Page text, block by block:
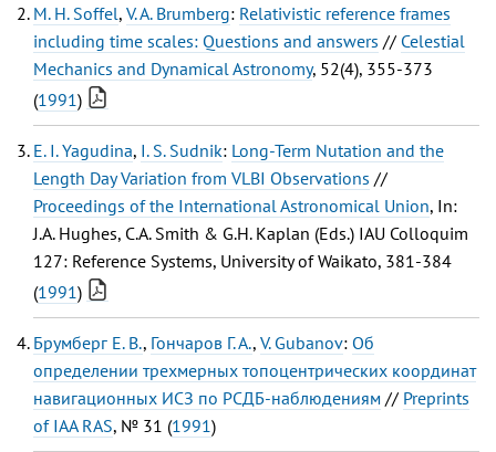
M. H. Soffel, V. A. Brumberg: Relativistic reference frames
including time scales: Questions and answers // Celestial
Mechanics and Dynamical Astronomy, 52(4), 355-373
(1991)
E. I. Yagudina, I. S. Sudnik: Long-Term Nutation and the
Length Day Variation from VLBI Observations //
Proceedings of the International Astronomical Union, In:
J.A. Hughes, C.A. Smith & G.H. Kaplan (Eds.) IAU Colloquim
127: Reference Systems, University of Waikato, 381-384
(1991)
Брумберг Е. В., Гончаров Г. А., V. Gubanov: Об
определении трехмерных топоцентрических координат
навигационных ИСЗ по РСДБ-наблюдениям // Preprints
of IAA RAS, № 31 (1991)